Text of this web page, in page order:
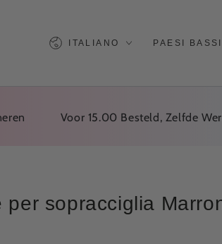
Lingua
ITALIANO PAESI
Voor 15.00 Besteld, Zelfde Werkdag
per sopracciglia